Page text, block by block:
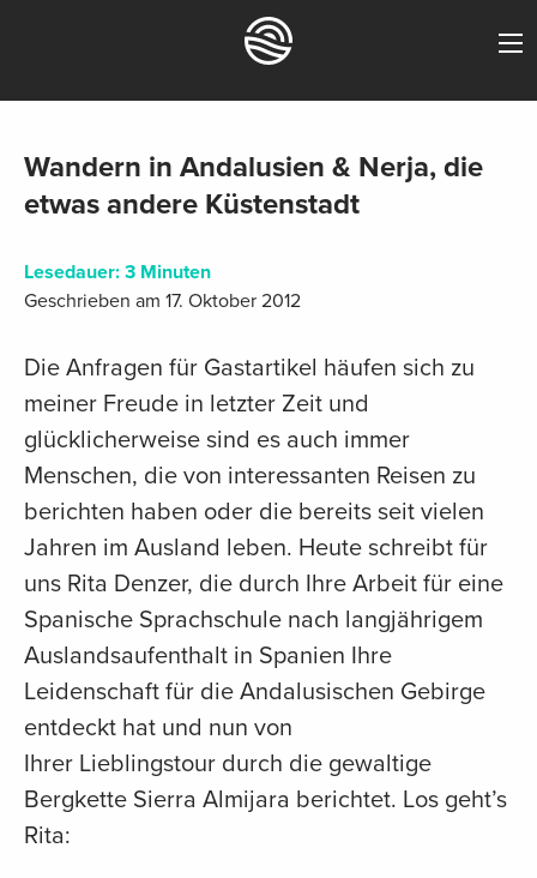
Wandern in Andalusien & Nerja, die
etwas andere Küstenstadt
Lesedauer:3 Minuten
Geschrieben am 17. Oktober 2012
Die Anfragen für Gastartikel häufen sich zu
meiner Freude in letzter Zeit und
glücklicherweise sind es auch immer
Menschen, die von interessanten Reisen zu
berichten haben oder die bereits seit vielen
Jahren im Ausland leben. Heute schreibt für
uns Rita Denzer, die durch Ihre Arbeit für eine
Spanische Sprachschule nach langjährigem
Auslandsaufenthalt in Spanien Ihre
Leidenschaft für die Andalusischen Gebirge
entdeckt hat und nun von
Ihrer Lieblingstour durch die gewaltige
Bergkette Sierra Almijara berichtet. Los geht’s
Rita: